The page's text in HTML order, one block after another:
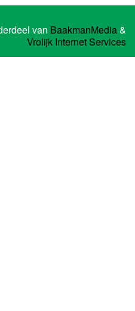
van BaakmanMedia&
Vrolijk Internet Services